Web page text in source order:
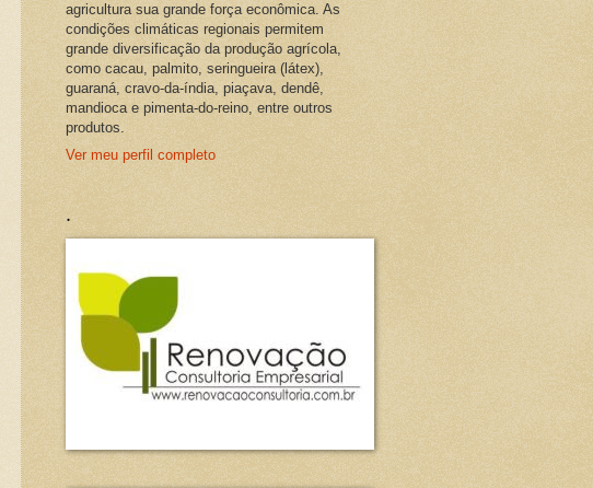
agricultura sua grande força econômica. As
condições climáticas regionais permitem
grande diversificação da produção agrícola,
como cacau, palmito, seringueira (látex),
guaraná, cravo-da-índia, piaçava, dendê,
mandioca e pimenta-do-reino, entre outros
produtos.
Ver meu perfil completo
.